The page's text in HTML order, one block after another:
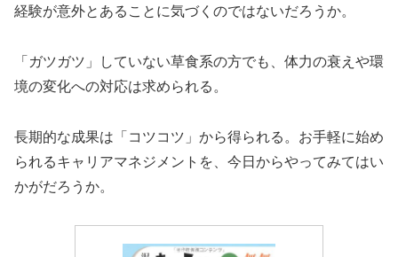
経験が意外とあることに気づくのではないだろうか。
「ガツガツ」していない草食系の方でも、体力の衰えや環
境の変化への対応は求められる。
長期的な成果は「コツコツ」から得られる。お手軽に始め
られるキャリアマネジメントを、今日からやってみてはい
かがだろうか。